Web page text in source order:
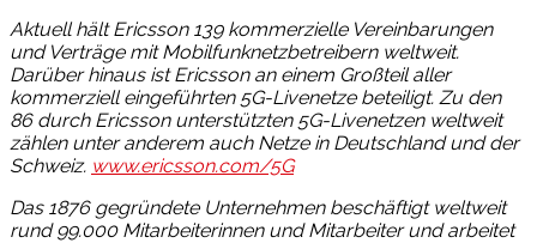
Aktuell hält Ericsson 139 kommerzielle Vereinbarungen
und Verträge mit Mobilfunknetzbetreibern weltweit.
Darüber hinaus ist Ericsson an einem Großteil aller
kommerziell eingeführten 5G-Livenetze beteiligt. Zu den
86 durch Ericsson unterstützten 5G-Livenetzen weltweit
zählen unter anderem auch Netze in Deutschland und der
Schweiz. www.ericsson.com/5G
Das 1876 gegründete Unternehmen beschäftigt weltweit
rund 99.000 Mitarbeiterinnen und Mitarbeiter und arbeitet